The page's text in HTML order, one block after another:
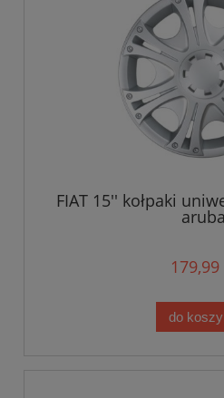
FIAT 15'' kołpaki
aruba
179,99
do